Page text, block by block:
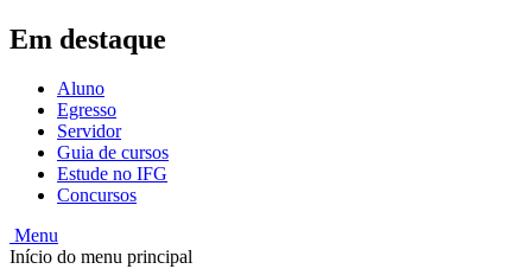
Em destaque
Aluno
Egresso
Servidor
Guia de cursos
Estude no IFG
Concursos
Menu
Início do menu principal